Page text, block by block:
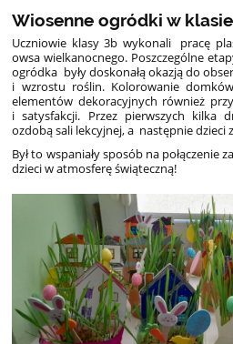
Wiosenne ogródki w
Uczniowie klasy 3b wykonali pracę
owsa wielkanocnego. Poszczególne
ogródka były doskonałą okazją do
i wzrostu roślin. Kolorowanie
elementów dekoracyjnych również
i satysfakcji. Przez pierwszych kilka
ozdobą sali lekcyjnej, a następnie dzieci
Był to wspaniały sposób na połączenie
dzieci w atmosferę świąteczną!